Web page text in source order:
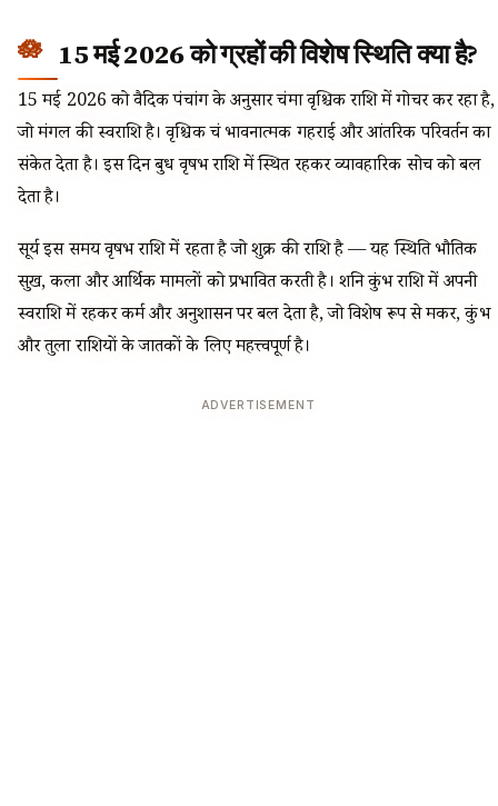
15 मई 2026 को ग्रहों की विशेष स्थिति क्या है?
15 मई 2026 को वैदिक पंचांग के अनुसार चंद्रमा वृश्चिक राशि में गोचर कर रहा है,
जो मंगल की स्वराशि है। वृश्चिक चंद्र भावनात्मक गहराई और आंतरिक परिवर्तन का
संकेत देता है। इस दिन बुध वृषभ राशि में स्थित रहकर व्यावहारिक सोच को बल
देता है।
सूर्य इस समय वृषभ राशि में रहता है जो शुक्र की राशि है — यह स्थिति भौतिक
सुख, कला और आर्थिक मामलों को प्रभावित करती है। शनि कुंभ राशि में अपनी
स्वराशि में रहकर कर्म और अनुशासन पर बल देता है, जो विशेष रूप से मकर, कुंभ
और तुला राशियों के जातकों के लिए महत्त्वपूर्ण है।
ADVERTISEMENT